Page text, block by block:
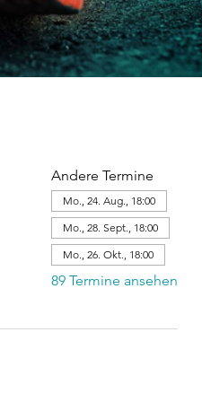
Andere Termine
Mo., 24. Aug., 18:00
Mo., 28. Sept., 18:00
Mo., 26. Okt., 18:00
89 Termine ansehen